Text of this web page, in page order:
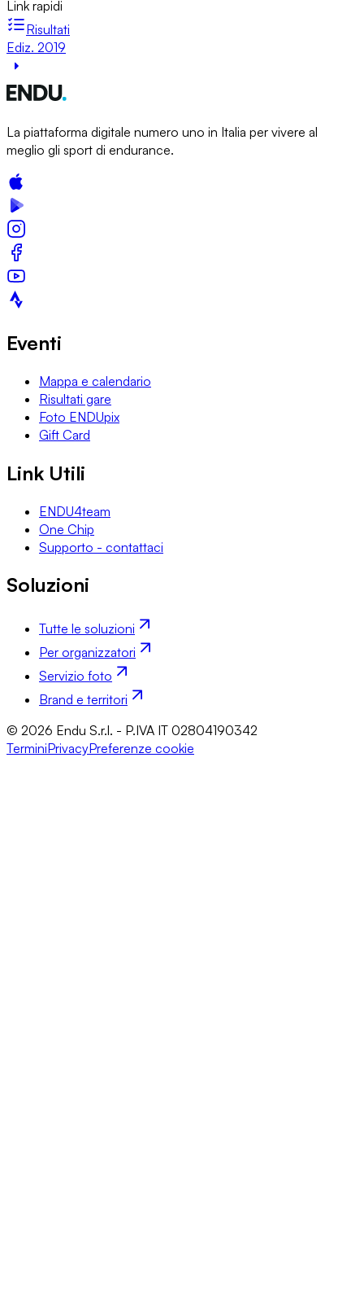
Link rapidi
Risultati
Ediz. 2019
La piattaforma digitale numero uno in Italia per vivere al
meglio gli sport di endurance.
Eventi
Mappa e calendario
Risultati gare
Foto ENDUpix
Gift Card
Link Utili
ENDU4team
One Chip
Supporto - contattaci
Soluzioni
Tutte le soluzioni
Per organizzatori
Servizio foto
Brand e territori
© 2026 Endu S.r.l. - P.IVA IT 02804190342
TerminiPrivacyPreferenze cookie